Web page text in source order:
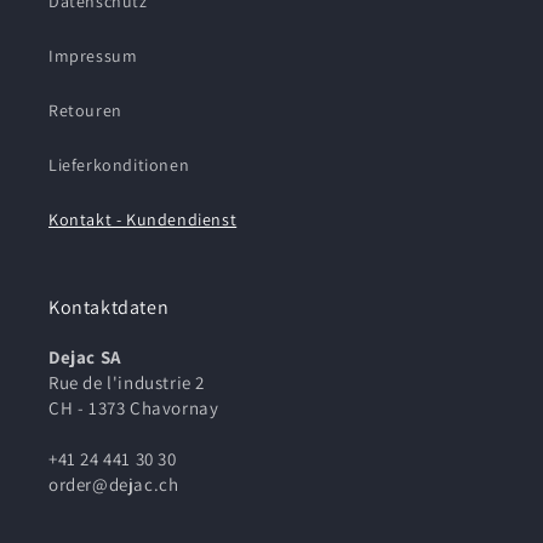
Impressum
Retouren
Lieferkonditionen
Kontakt - Kundendienst
Kontaktdaten
Dejac SA
Rue de l'industrie 2
CH - 1373 Chavornay
+41 24 441 30 30
order@dejac.ch